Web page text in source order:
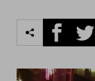
Facebook